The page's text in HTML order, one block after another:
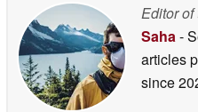
Editor of
Saha-
articles
since